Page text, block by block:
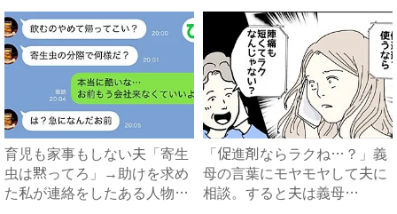
育児も家事もしない夫「寄生
虫は黙ってろ」→助けを求め
た私が連絡をしたある人物と
「促進剤ならラクね…？」義
母の言葉にモヤモヤして夫に
相談。すると夫は義母